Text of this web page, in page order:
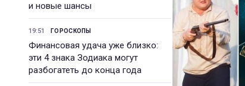
и новые шансы
19:51 ГОРОСКОПЫ
Финансовая удача уже близко:
эти 4 знака Зодиака могут
разбогатеть до конца года